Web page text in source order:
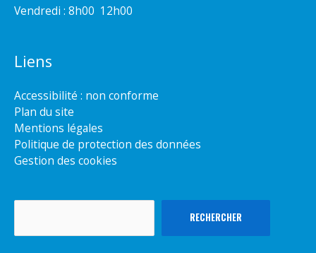
Vendredi : 8h00  12h00
Liens
Accessibilité : non conforme
Plan du site
Mentions légales
Politique de protection des données
Gestion des cookies
RECHERCHER